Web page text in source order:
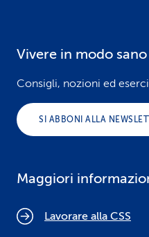
Vivere in modo sano
Consigli, nozioni ed
SI ABBONI ALLA
Maggiori
Lavorare alla CSS